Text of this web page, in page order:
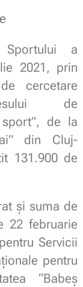
a
2021, prin
cercetare
de
de la
din Cluj-
131.900 de
și suma de
22 februarie
Servicii
pentru
“Babeș